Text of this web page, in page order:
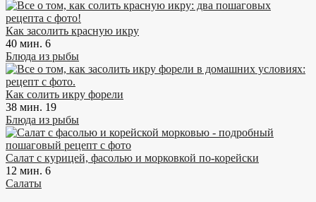
Как засолить красную икру
40 мин. 6
Блюда из рыбы
Как солить икру форели
38 мин. 19
Блюда из рыбы
Салат с курицей, фасолью и морковкой по-корейски
12 мин. 6
Салаты